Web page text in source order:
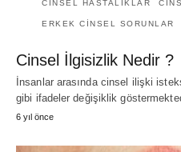
CINSEL HASTALIKLAR
ERKEK CINSEL SORUNLAR
Cinsel İlgisizlik Nedir ?
İnsanlar arasında cinsel ilişki
gibi ifadeler değişiklik
6 yıl önce